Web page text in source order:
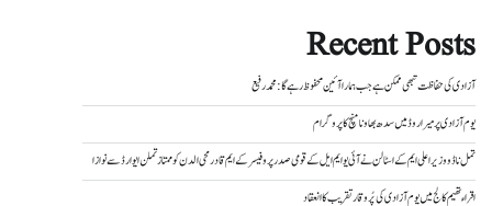
Recent Posts
آزادی کی حفاظت تبھی ممکن ہے جب ہمارا آئین محفوظ رہے گا : محمد رفیع
یوم آزادی پر میراروڈ میں سدھ بھاونا منچ کا پروگرام
تمل ناڈو وزیر اعلی ایم کے اسٹالن نے آئی یو ایم ایل کے قومی صدر پروفیسر کے ایم قادرمحی الدن کو ممتاز تملن ایوارڈ سے نوازا
اقراء تھیم کالج میں یوم آزادی کی پُر وقار تقریب کا انعقاد